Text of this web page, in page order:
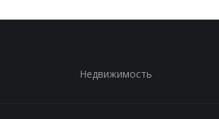
Недвижимость